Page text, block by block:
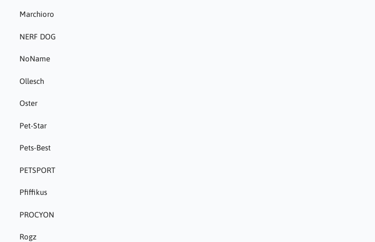
Marchioro
NERF DOG
NoName
Ollesch
Oster
Pet-Star
Pets-Best
PETSPORT
Pfiffikus
PROCYON
Rogz